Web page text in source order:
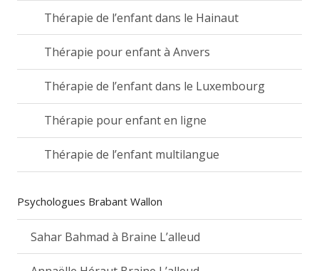
Thérapie de l’enfant dans le Hainaut
Thérapie pour enfant à Anvers
Thérapie de l’enfant dans le Luxembourg
Thérapie pour enfant en ligne
Thérapie de l’enfant multilangue
Psychologues Brabant Wallon
Sahar Bahmad à Braine L’alleud